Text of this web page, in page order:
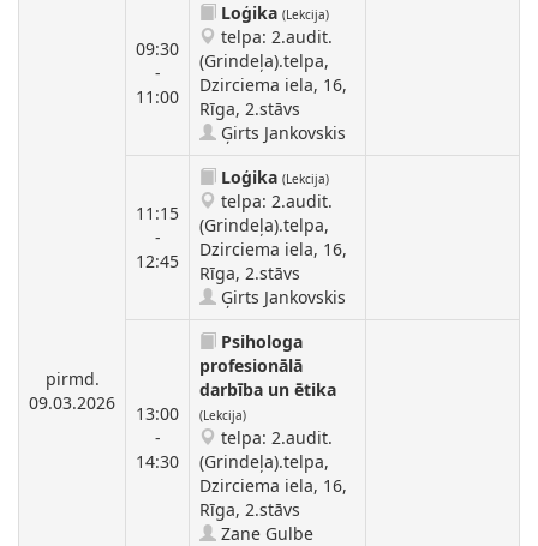
pirmd.
09.03.2026
09:30
-
11:00
Loģika (Lekcija)
telpa: 2.audit.
(Grindeļa).telpa,
Dzirciema iela, 16,
Rīga, 2.stāvs
Ģirts Jankovskis
11:15
-
12:45
Loģika (Lekcija)
telpa: 2.audit.
(Grindeļa).telpa,
Dzirciema iela, 16,
Rīga, 2.stāvs
Ģirts Jankovskis
13:00
-
14:30
Psihologa
profesionālā
darbība un ētika
(Lekcija)
telpa: 2.audit.
(Grindeļa).telpa,
Dzirciema iela, 16,
Rīga, 2.stāvs
Zane Gulbe